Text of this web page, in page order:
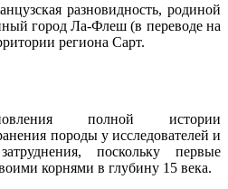
разновидность, родиной
город Ла-Флеш (в переводе на
региона Сарт.
полной истории
породы у исследователей и
поскольку первые
корнями в глубину 15 века.